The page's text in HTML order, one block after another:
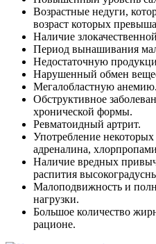
Возрастные недуги,
возраст которых
Наличие
Период вынашивания
Недостаточную
Нарушенный обмен
Мегалобластную анемию.
Обструктивное
хронической формы.
Ревматоидный артрит.
Употребление
адреналина,
Наличие вредных
распития
Малоподвижность и
нагрузки.
Большое количество
рационе.